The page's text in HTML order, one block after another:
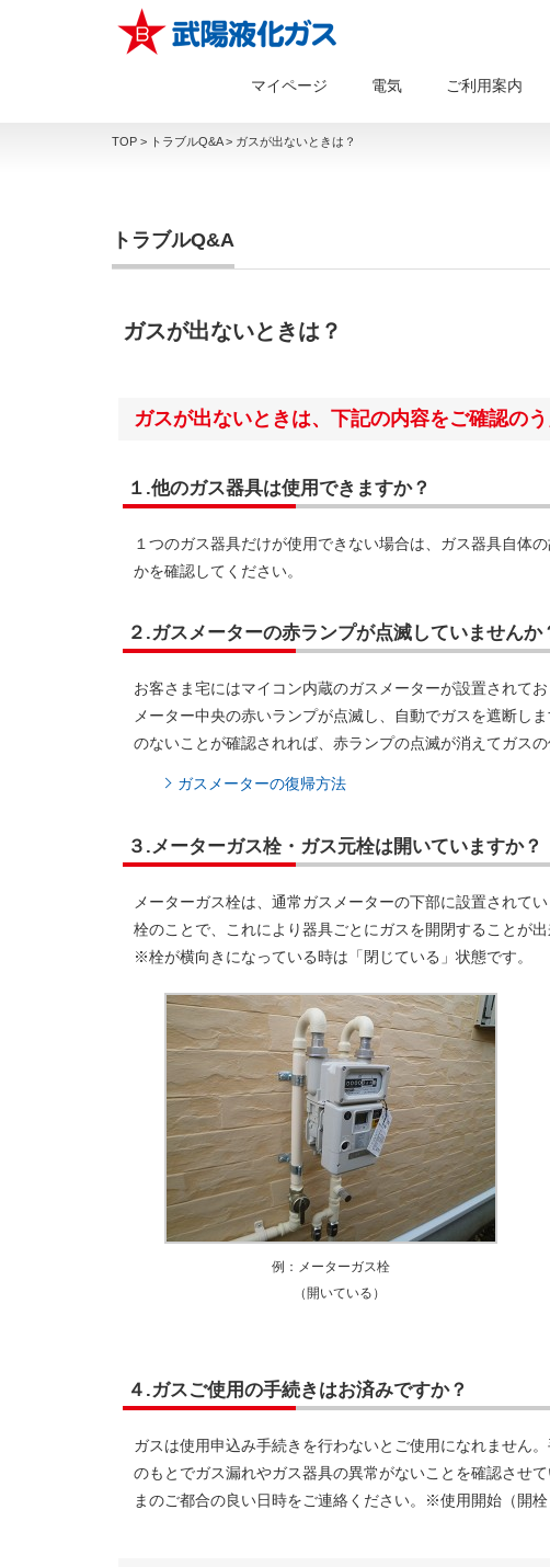
マイページ 電気 ご利用案内
TOP > トラブルQ&A> ガスが出ないときは？
トラブルQ&A
ガスが出ないときは？
ガスが出ないときは、下記の内容をご確認のう
１.他のガス器具は使用できますか？
１つのガス器具だけが使用できない場合は、ガス器具自体
かを確認してください。
２.ガスメーターの赤ランプが点滅していませんか
お客さま宅にはマイコン内蔵のガスメーターが設置されて
メーター中央の赤いランプが点滅し、自動でガスを遮断し
のないことが確認されれば、赤ランプの点滅が消えてガス
ガスメーターの復帰方法
３.メーターガス栓・ガス元栓は開いていますか？
メーターガス栓は、通常ガスメーターの下部に設置されて
栓のことで、これにより器具ごとにガスを開閉することが
※栓が横向きになっている時は「閉じている」状態です。
例：メーターガス栓
（開いている）
４.ガスご使用の手続きはお済みですか？
ガスは使用申込み手続きを行わないとご使用になれません
のもとでガス漏れやガス器具の異常がないことを確認させ
まのご都合の良い日時をご連絡ください。※使用開始（開栓